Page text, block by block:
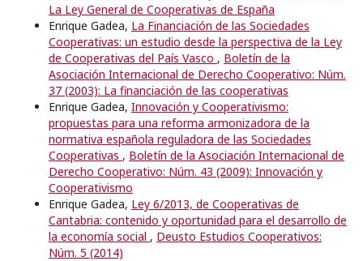
La Ley General de Cooperativas de España
Enrique Gadea, La Financiación de las Sociedades
Cooperativas: un estudio desde la perspectiva de la Ley
de Cooperativas del País Vasco , Boletín de la
Asociación Internacional de Derecho Cooperativo: Núm.
37 (2003): La financiación de las cooperativas
Enrique Gadea, Innovación y Cooperativismo:
propuestas para una reforma armonizadora de la
normativa española reguladora de las Sociedades
Cooperativas , Boletín de la Asociación Internacional de
Derecho Cooperativo: Núm. 43 (2009): Innovación y
Cooperativismo
Enrique Gadea, Ley 6/2013, de Cooperativas de
Cantabria: contenido y oportunidad para el desarrollo de
la economía social , Deusto Estudios Cooperativos:
Núm. 5 (2014)